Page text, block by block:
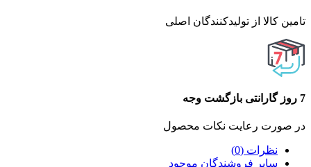
تامین کالا از تولیدکنندگان اصلی
7 روز گارانتی بازگشت وجه
در صورت رعایت نکات محصول
نظرات (0)
سایر فروشندگان موجود